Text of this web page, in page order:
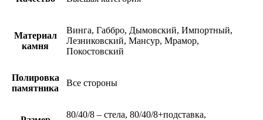
Материал
камня
Винга, Габбро, Дымовский, Импортный,
Лезниковский, Мансур, Мрамор,
Покостовский
Полировка
памятника
Все стороны
80/40/8 – стела, 80/40/8+подставка,